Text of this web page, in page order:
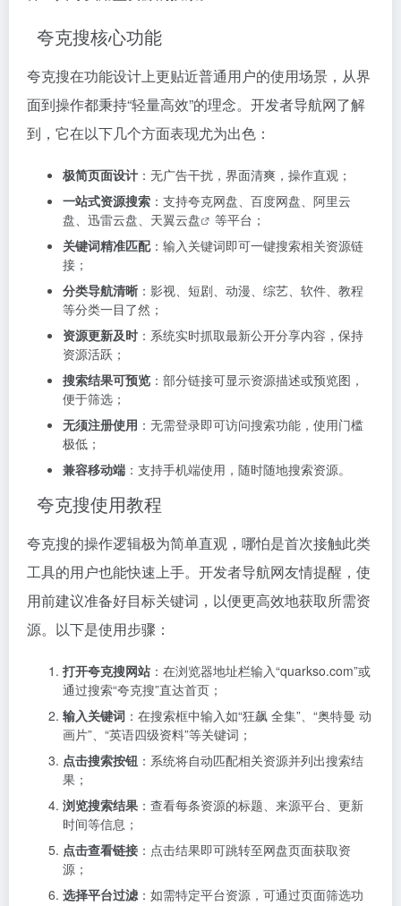
夸克搜核心功能
夸克搜在功能设计上更贴近普通用户的使用场景，从界
面到操作都秉持“轻量高效”的理念。开发者导航网了解
到，它在以下几个方面表现尤为出色：
极简页面设计 ：无广告干扰，界面清爽，操作直观；
一站式资源搜索 ：支持夸克网盘、百度网盘、阿里云
盘、迅雷云盘、 天翼云盘
等平台；
关键词精准匹配：输入关键词即可一键搜索相关资源链
接；
分类导航清晰 ：影视、短剧、动漫、综艺、软件、教程
等分类一目了然；
资源更新及时 ：系统实时抓取最新公开分享内容，保持
资源活跃；
搜索结果可预览 ：部分链接可显示资源描述或预览图，
便于筛选；
无须注册使用 ：无需登录即可访问搜索功能，使用门槛
极低；
兼容移动端 ：支持手机端使用，随时随地搜索资源。
夸克搜使用教程
夸克搜的操作逻辑极为简单直观，哪怕是首次接触此类
工具的用户也能快速上手。开发者导航网友情提醒，使
用前建议准备好目标关键词，以便更高效地获取所需资
源。以下是使用步骤：
打开夸克搜网站 ：在浏览器地址栏输入“quarkso.com”或
通过搜索“夸克搜”直达首页；
输入关键词 ：在搜索框中输入如“狂飙 全集”、“奥特曼 动
画片”、“英语四级资料”等关键词；
点击搜索按钮 ：系统将自动匹配相关资源并列出搜索结
果；
浏览搜索结果 ：查看每条资源的标题、来源平台、更新
时间等信息；
点击查看链接 ：点击结果即可跳转至网盘页面获取资
源；
选择平台过滤：如需特定平台资源，可通过页面筛选功